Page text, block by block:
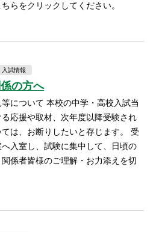
らをクリックしてください。
入試情報
の方へ
について 本校の中学・高校入試当
応援や取材、次年度以降受験され
は、お断りしたいと存じます。 受
入室し、試験に集中して、日頃の
係者皆様のご理解・お力添えを切